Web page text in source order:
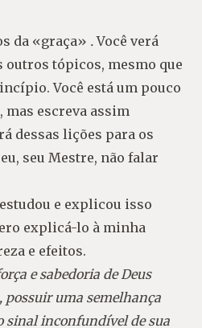
da «graça» .Você verá
tópicos, mesmo que
Você está um pouco
mas escreva assim
dessas lições para os
seu Mestre, não falar
e explicou isso
explicá-lo à minha
e efeitos.
e sabedoria de Deus
possuir uma semelhança
sinal inconfundível de sua